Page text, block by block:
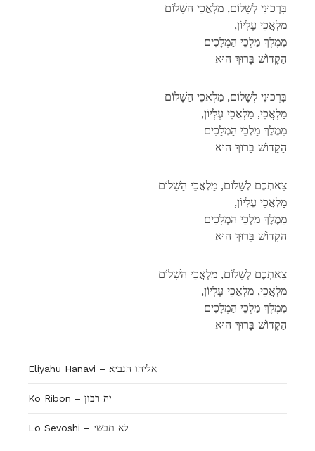
בָּרְכוּנִי לְשָׁלוֹם, מַלְאֲכֵי הַשָׁלוֹם
,מַלְאֲכֵי עֶלְיוֹן
מִמֶלֶךְ מַלְכֵי הַמְלָכִים
הַקָדוֹשׁ בָּרוּךְ הוּא
בָּרְכוּנִי לְשָׁלוֹם, מַלְאֲכֵי הַשָׁלוֹם
,מַלְאֲכֵי, מַלְאֲכֵי עֶלְיוֹן
מִמֶלֶךְ מַלְכֵי הַמְלָכִים
הַקָדוֹשׁ בָּרוּךְ הוּא
צֵאתְכֶם לְשָׁלוֹם, מַלְאֲכֵי הַשָׁלוֹם
,מַלְאֲכֵי עֶלְיוֹן
מִמֶלֶךְ מַלְכֵי הַמְלָכִים
הַקָדוֹשׁ בָּרוּךְ הוּא
צֵאתְכֶם לְשָׁלוֹם, מַלְאֲכֵי הַשָׁלוֹם
,מַלְאֲכֵי, מַלְאֲכֵי עֶלְיוֹן
מִמֶלֶךְ מַלְכֵי הַמְלָכִים
הַקָדוֹשׁ בָּרוּךְ הוּא
Eliyahu Hanavi – אליהו הנביא
Ko Ribon – יה רבון
Lo Sevoshi – לא תבשי